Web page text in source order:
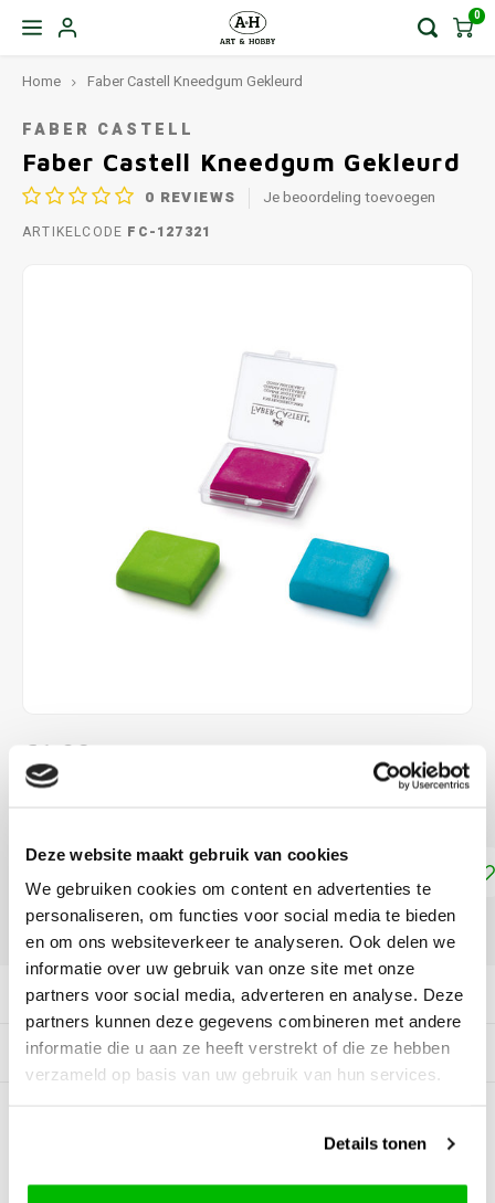
Deze website maakt gebruik van cookies
We gebruiken cookies om content en advertenties te
personaliseren, om functies voor social media te bieden
en om ons websiteverkeer te analyseren. Ook delen we
informatie over uw gebruik van onze site met onze
partners voor social media, adverteren en analyse. Deze
partners kunnen deze gegevens combineren met andere
informatie die u aan ze heeft verstrekt of die ze hebben
verzameld op basis van uw gebruik van hun services.
Details tonen
0
Home Faber Castell Kneedgum Gekleurd
FABER CASTELL
Faber Castell Kneedgum Gekleurd
0 REVIEWS Je beoordeling toevoegen
ARTIKELCODE FC-127321
€1,90
Toevoegen aan winkelwagen
DELEN:
Productomschrijving
Gerelateerde producten
0Reviews